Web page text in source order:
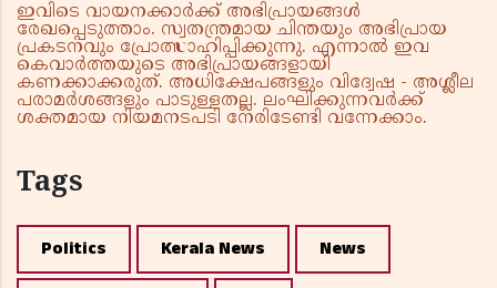
ഇവിടെ വായനക്കാർക്ക് അഭിപ്രായങ്ങൾ
രേഖപ്പെടുത്താം. സ്വതന്ത്രമായ ചിന്തയും അഭിപ്രായ
പ്രകടനവും പ്രോത്സാഹിപ്പിക്കുന്നു. എന്നാൽ ഇവ
കെവാർത്തയുടെ അഭിപ്രായങ്ങളായി
കണക്കാക്കരുത്. അധിക്ഷേപങ്ങളും വിദ്വേഷ - അശ്ലീല
പരാമർശങ്ങളും പാടുള്ളതല്ല. ലംഘിക്കുന്നവർക്ക്
ശക്തമായ നിയമനടപടി നേരിടേണ്ടി വന്നേക്കാം.
Tags
Politics Kerala News News